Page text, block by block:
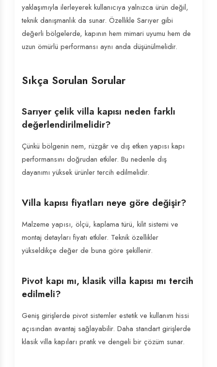
yaklaşımıyla ilerleyerek kullanıcıya yalnızca ürün değil,
teknik danışmanlık da sunar. Özellikle Sarıyer gibi
değerli bölgelerde, kapının hem mimari uyumu hem de
uzun ömürlü performansı aynı anda düşünülmelidir.
Sıkça Sorulan Sorular
Sarıyer çelik villa kapısı neden farklı
değerlendirilmelidir?
Çünkü bölgenin nem, rüzgâr ve dış etken yapısı kapı
performansını doğrudan etkiler. Bu nedenle dış
dayanımı yüksek ürünler tercih edilmelidir.
Villa kapısı fiyatları neye göre değişir?
Malzeme yapısı, ölçü, kaplama türü, kilit sistemi ve
montaj detayları fiyatı etkiler. Teknik özellikler
yükseldikçe değer de buna göre şekillenir.
Pivot kapı mı, klasik villa kapısı mı tercih
edilmeli?
Geniş girişlerde pivot sistemler estetik ve kullanım hissi
açısından avantaj sağlayabilir. Daha standart girişlerde
klasik villa kapıları pratik ve dengeli bir çözüm sunar.